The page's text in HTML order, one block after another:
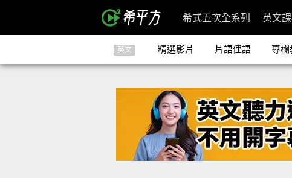
希式五次全系列 英文
英文 精選影片 片語俚語 專欄